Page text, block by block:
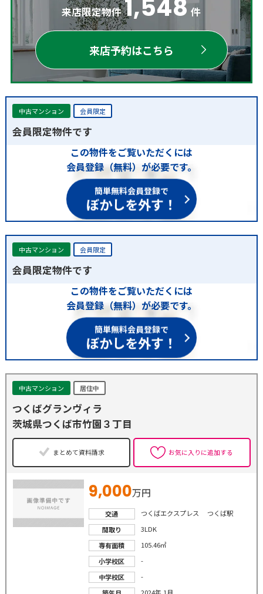
来店限定物件 1,548 件
来店予約はこちら
中古マンション 会員限定
会員限定物件です
この物件をご覧いただくには
会員登録（無料）が必要です。
簡単無料会員登録で
ぼかしを外す！
中古マンション 会員限定
会員限定物件です
この物件をご覧いただくには
会員登録（無料）が必要です。
簡単無料会員登録で
ぼかしを外す！
中古マンション 居住中
つくばグランヴィラ
茨城県つくば市竹園３丁目
まとめて資料請求 お気に入りに追加する
9,000万円
交通
つくばエクスプレス つくば駅
間取り
3LDK
専有面積
105.46㎡
小学校区
-
中学校区
-
2024年 1月